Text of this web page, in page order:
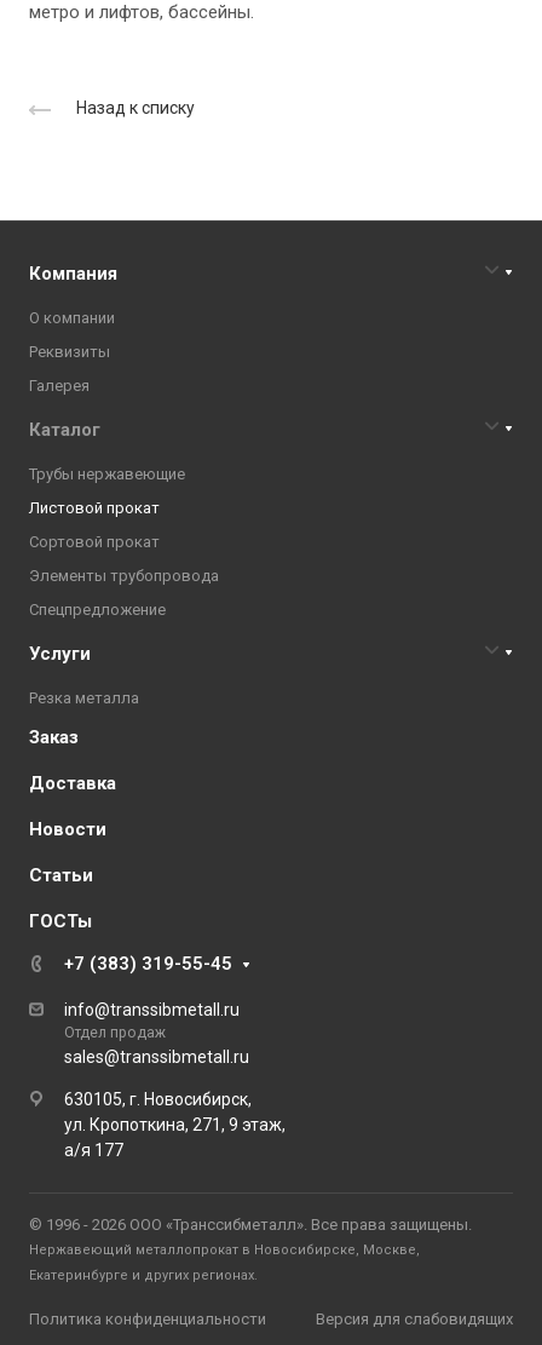
метро и лифтов, бассейны.
Назад к списку
Компания
О компании
Реквизиты
Галерея
Каталог
Трубы нержавеющие
Листовой прокат
Сортовой прокат
Элементы трубопровода
Спецпредложение
Услуги
Резка металла
Заказ
Доставка
Новости
Статьи
ГОСТы
+7 (383) 319-55-45
info@transsibmetall.ru
Отдел продаж
sales@transsibmetall.ru
630105, г. Новосибирск,
ул. Кропоткина, 271, 9 этаж,
а/я 177
© 1996 - 2026 ООО «Транссибметалл». Все права защищены.
Нержавеющий металлопрокат в Новосибирске, Москве,
Екатеринбурге и других регионах.
Политика конфиденциальности Версия для слабовидящих